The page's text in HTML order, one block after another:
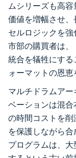
ムシリーズも高
価値を増幅させ
セルロジックを
市部の購買者は
統合を犠牲にする
ォーマットの恩恵
マルチドラムア
ベーションは混
の時間コストを
を保護しながら
プログラムは、